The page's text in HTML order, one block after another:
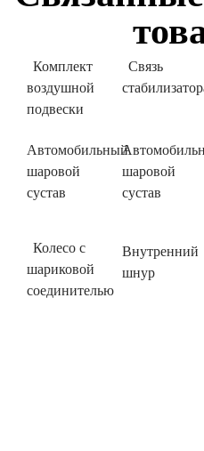
Комплект
воздушной
подвески
Связь
Автомобильный
шаровой
сустав
шаровой
сустав
Колесо с
шариковой
соединителью
Внутренний
шнур